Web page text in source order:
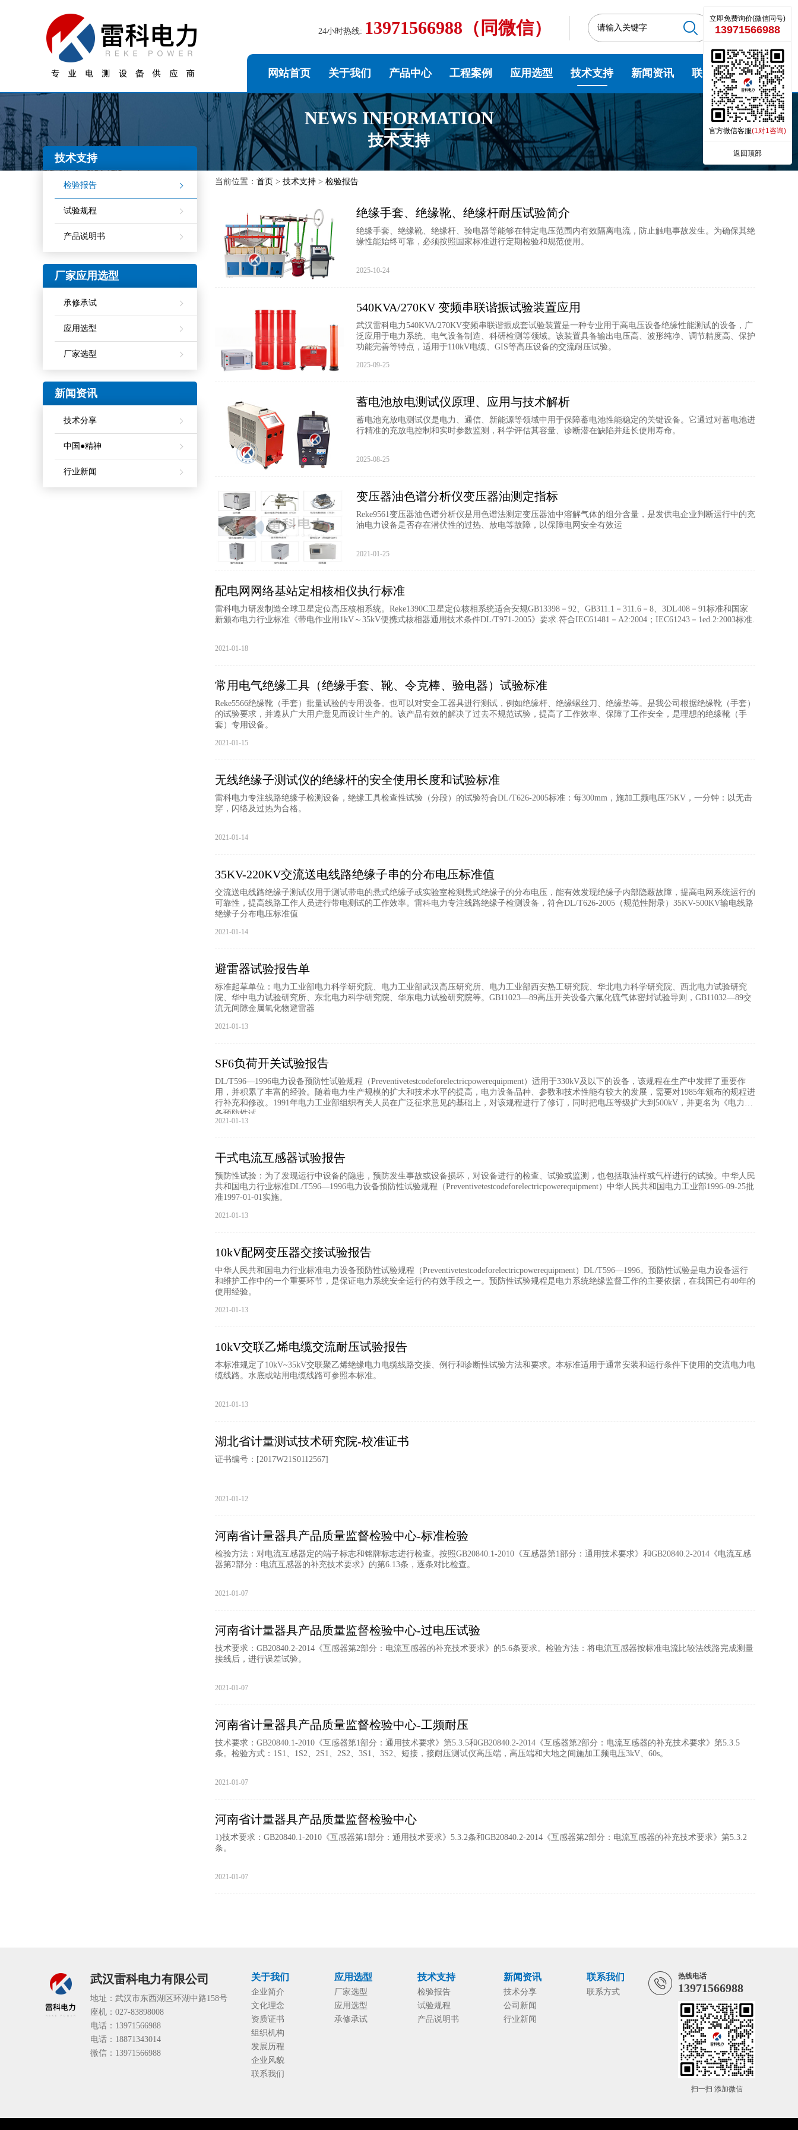
24小时热线: 13971566988（同微信）
网站首页 关于我们 产品中心 工程案例 应用选型 技术支持 新闻资讯 联系我们
NEWS INFORMATION
技术支持
当前位置： 首页 > 技术支持 > 检验报告
绝缘手套、绝缘靴、绝缘杆耐压试验简介
绝缘手套、绝缘靴、绝缘杆、验电器等能够在特定电压范围内有效隔离电流，防止触电事故发生。为确保其绝
缘性能始终可靠，必须按照国家标准进行定期检验和规范使用。
2025-10-24
540KVA/270KV 变频串联谐振试验装置应用
武汉雷科电力540KVA/270KV变频串联谐振成套试验装置是一种专业用于高电压设备绝缘性能测试的设备，广
泛应用于电力系统、电气设备制造、科研检测等领域。该装置具备输出电压高、波形纯净、调节精度高、保护
功能完善等特点，适用于110kV电缆、GIS等高压设备的交流耐压试验。
2025-09-25
蓄电池放电测试仪原理、应用与技术解析
蓄电池充放电测试仪是电力、通信、新能源等领域中用于保障蓄电池性能稳定的关键设备。它通过对蓄电池进
行精准的充放电控制和实时参数监测，科学评估其容量、诊断潜在缺陷并延长使用寿命。
2025-08-25
变压器油色谱分析仪变压器油测定指标
Reke9561变压器油色谱分析仪是用色谱法测定变压器油中溶解气体的组分含量，是发供电企业判断运行中的充
油电力设备是否存在潜伏性的过热、放电等故障，以保障电网安全有效运
2021-01-25
配电网网络基站定相核相仪执行标准
雷科电力研发制造全球卫星定位高压核相系统。Reke1390C卫星定位核相系统适合安规GB13398－92、GB311.1－311.6－8、3DL408－91标准和国家
新颁布电力行业标准《带电作业用1kV～35kV便携式核相器通用技术条件DL/T971-2005》要求.符合IEC61481－A2:2004；IEC61243－1ed.2:2003标准.
2021-01-18
常用电气绝缘工具（绝缘手套、靴、令克棒、验电器）试验标准
Reke5566绝缘靴（手套）批量试验的专用设备。也可以对安全工器具进行测试，例如绝缘杆、绝缘螺丝刀、绝缘垫等。是我公司根据绝缘靴（手套）
的试验要求，并遵从广大用户意见而设计生产的。该产品有效的解决了过去不规范试验，提高了工作效率、保障了工作安全，是理想的绝缘靴（手
套）专用设备。
2021-01-15
无线绝缘子测试仪的绝缘杆的安全使用长度和试验标准
雷科电力专注线路绝缘子检测设备，绝缘工具检查性试验（分段）的试验符合DL/T626-2005标准：每300mm，施加工频电压75KV，一分钟：以无击
穿，闪络及过热为合格。
2021-01-14
35KV-220KV交流送电线路绝缘子串的分布电压标准值
交流送电线路绝缘子测试仪用于测试带电的悬式绝缘子或实验室检测悬式绝缘子的分布电压，能有效发现绝缘子内部隐蔽故障，提高电网系统运行的
可靠性，提高线路工作人员进行带电测试的工作效率。雷科电力专注线路绝缘子检测设备，符合DL/T626-2005（规范性附录）35KV-500KV输电线路
绝缘子分布电压标准值
2021-01-14
避雷器试验报告单
标准起草单位：电力工业部电力科学研究院、电力工业部武汉高压研究所、电力工业部西安热工研究院、华北电力科学研究院、西北电力试验研究
院、华中电力试验研究所、东北电力科学研究院、华东电力试验研究院等。GB11023—89高压开关设备六氟化硫气体密封试验导则，GB11032—89交
流无间隙金属氧化物避雷器
2021-01-13
SF6负荷开关试验报告
DL/T596—1996电力设备预防性试验规程（Preventivetestcodeforelectricpowerequipment）适用于330kV及以下的设备，该规程在生产中发挥了重要作
用，并积累了丰富的经验。随着电力生产规模的扩大和技术水平的提高，电力设备品种、参数和技术性能有较大的发展，需要对1985年颁布的规程进
行补充和修改。1991年电力工业部组织有关人员在广泛征求意见的基础上，对该规程进行了修订，同时把电压等级扩大到500kV，并更名为《电力设
备预防性试
2021-01-13
干式电流互感器试验报告
预防性试验：为了发现运行中设备的隐患，预防发生事故或设备损坏，对设备进行的检查、试验或监测，也包括取油样或气样进行的试验。中华人民
共和国电力行业标准DL/T596—1996电力设备预防性试验规程（Preventivetestcodeforelectricpowerequipment）中华人民共和国电力工业部1996-09-25批
准1997-01-01实施。
2021-01-13
10kV配网变压器交接试验报告
中华人民共和国电力行业标准电力设备预防性试验规程（Preventivetestcodeforelectricpowerequipment）DL/T596—1996。预防性试验是电力设备运行
和维护工作中的一个重要环节，是保证电力系统安全运行的有效手段之一。预防性试验规程是电力系统绝缘监督工作的主要依据，在我国已有40年的
使用经验。
2021-01-13
10kV交联乙烯电缆交流耐压试验报告
本标准规定了10kV~35kV交联聚乙烯绝缘电力电缆线路交接、例行和诊断性试验方法和要求。本标准适用于通常安装和运行条件下使用的交流电力电
缆线路。水底或站用电缆线路可参照本标准。
2021-01-13
湖北省计量测试技术研究院-校准证书
证书编号：[2017W21S0112567]
2021-01-12
河南省计量器具产品质量监督检验中心-标准检验
检验方法：对电流互感器定的端子标志和铭牌标志进行检查。按照GB20840.1-2010《互感器第1部分：通用技术要求》和GB20840.2-2014《电流互感
器第2部分：电流互感器的补充技术要求》的第6.13条，逐条对比检查。
2021-01-07
河南省计量器具产品质量监督检验中心-过电压试验
技术要求：GB20840.2-2014《互感器第2部分：电流互感器的补充技术要求》的5.6条要求。检验方法：将电流互感器按标准电流比较法线路完成测量
接线后，进行误差试验。
2021-01-07
河南省计量器具产品质量监督检验中心-工频耐压
技术要求：GB20840.1-2010《互感器第1部分：通用技术要求》第5.3.5和GB20840.2-2014《互感器第2部分：电流互感器的补充技术要求》第5.3.5
条。检验方式：1S1、1S2、2S1、2S2、3S1、3S2、短接，接耐压测试仪高压端，高压端和大地之间施加工频电压3kV、60s。
2021-01-07
河南省计量器具产品质量监督检验中心
1)技术要求：GB20840.1-2010《互感器第1部分：通用技术要求》5.3.2条和GB20840.2-2014《互感器第2部分：电流互感器的补充技术要求》第5.3.2
条。
2021-01-07
技术支持
检验报告
试验规程
产品说明书
厂家应用选型
承修承试
应用选型
厂家选型
新闻资讯
技术分享
中国●精神
行业新闻
武汉雷科电力有限公司
地址：武汉市东西湖区环湖中路158号
座机：027-83898008
电话：13971566988
电话：18871343014
微信：13971566988
关于我们
企业简介
文化理念
资质证书
组织机构
发展历程
企业风貌
联系我们
应用选型
厂家选型
应用选型
承修承试
技术支持
检验报告
试验规程
产品说明书
新闻资讯
技术分享
公司新闻
行业新闻
联系我们
联系方式
热线电话
13971566988
扫一扫 添加微信
立即免费询价(微信同号)
13971566988
官方微信客服(1对1咨询)
返回顶部